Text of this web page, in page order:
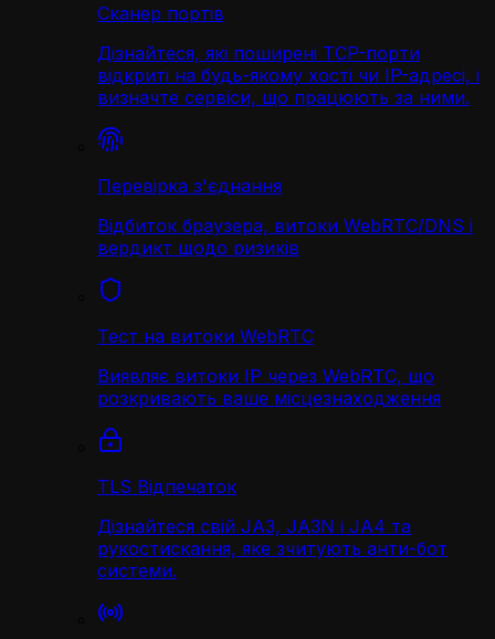
Сканер портів
Дізнайтеся, які поширені TCP-порти
відкриті на будь-якому хості чи IP-адресі, і
визначте сервіси, що працюють за ними.
Перевірка з'єднання
Відбиток браузера, витоки WebRTC/DNS і
вердикт щодо ризиків
Тест на витоки WebRTC
Виявляє витоки IP через WebRTC, що
розкривають ваше місцезнаходження
TLS Відпечаток
Дізнайтеся свій JA3, JA3N і JA4 та
рукостискання, яке зчитують анти-бот
системи.